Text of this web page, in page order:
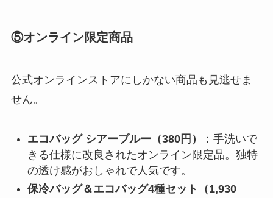
⑤オンライン限定商品
公式オンラインストアにしかない商品も見逃せま
せん。
エコバッグ シアーブルー（380円）
：手洗いで
きる仕様に改良されたオンライン限定品。独特
の透け感がおしゃれで人気です。
保冷バッグ＆エコバッグ4種セット（1,930